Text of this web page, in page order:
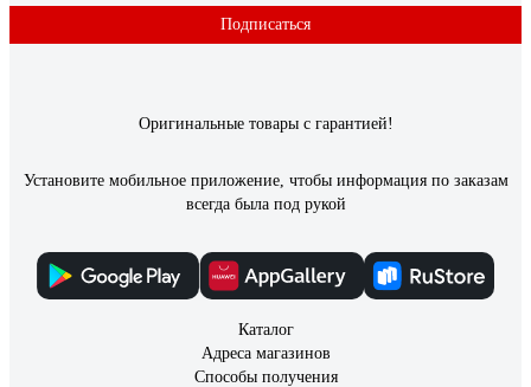
Подписаться
Оригинальные товары с гарантией!
Установите мобильное приложение, чтобы информация по заказам
всегда была под рукой
Каталог
Адреса магазинов
Способы получения